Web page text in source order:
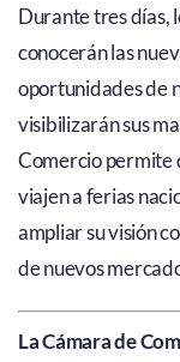
Durante tres días,
conocerán las
oportunidades de
visibilizarán sus
Comercio permite
viajen a ferias
ampliar su visión
de nuevos
La Cámara de